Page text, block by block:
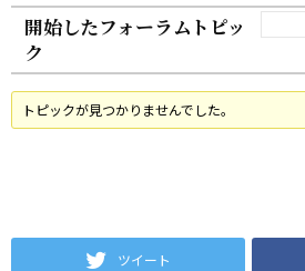
開始したフォーラムトピッ
ク
トピックが見つかりませんでした。
ツイート